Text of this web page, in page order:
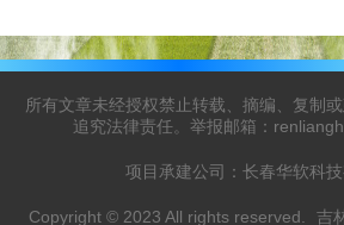
所有文章未经授权禁止转载、摘编、复制
追究法律责任。举报邮箱：
项目承建公司：长春华软科
Copyright © 2023 All rights reserved. 吉